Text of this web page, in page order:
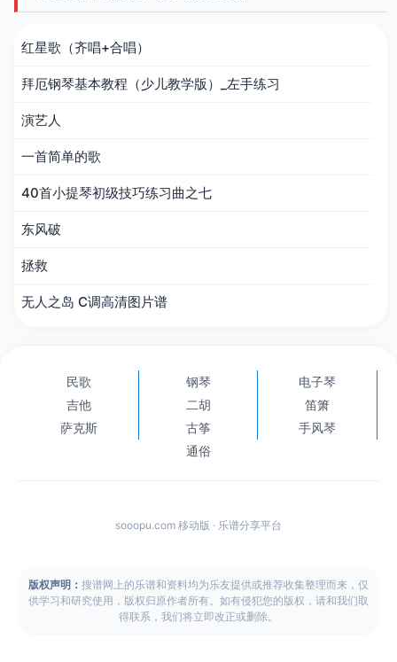
红星歌（齐唱+合唱）
拜厄钢琴基本教程（少儿教学版）_左手练习
演艺人
一首简单的歌
40首小提琴初级技巧练习曲之七
东风破
拯救
无人之岛 C调高清图片谱
民歌 钢琴
电子琴
吉他
二胡
笛箫
萨克斯
古筝
手风琴
通俗
sooopu.com 移动版 · 乐谱分享平台
版权声明： 搜谱网上的乐谱和资料均为乐友提供或推荐收集整理而来，仅
供学习和研究使用，版权归原作者所有。如有侵犯您的版权，请和我们取
得联系，我们将立即改正或删除。